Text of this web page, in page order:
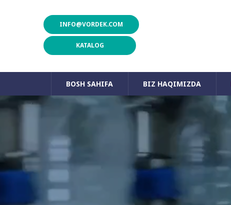
INFO@VORDEK.COM
KATALOG
BOSH SAHIFA BIZ HAQIMIZDA